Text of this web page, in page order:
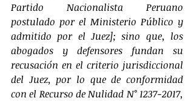
Partido Nacionalista Peruano
postulado por el Ministerio Público y
admitido por el Juez]; sino que, los
abogados y defensores fundan su
recusación en el criterio jurisdiccional
del Juez, por lo que de conformidad
con el Recurso de Nulidad N° 1237-2017,